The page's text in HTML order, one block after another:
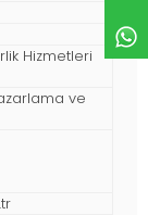
Hizmetleri
ve